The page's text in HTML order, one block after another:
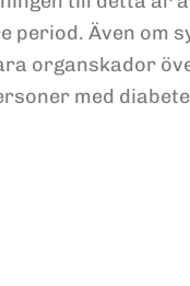
Även om
organskador
med